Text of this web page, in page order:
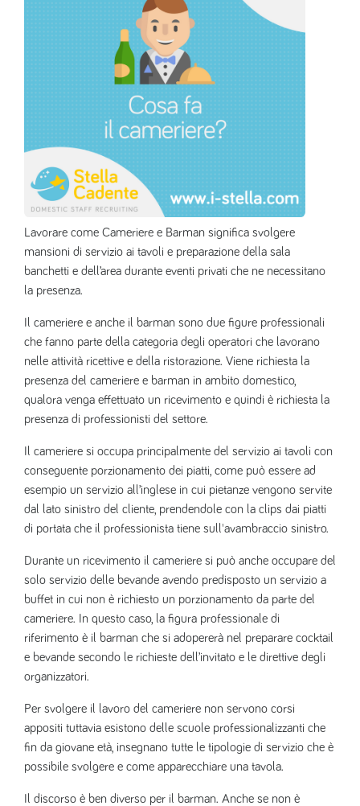
Lavorare come Cameriere e Barman significa svolgere
mansioni di servizio ai tavoli e preparazione della sala
banchetti e dell’area durante eventi privati che ne necessitano
la presenza.
Il cameriere e anche il barman sono due figure professionali
che fanno parte della categoria degli operatori che lavorano
nelle attività ricettive e della ristorazione. Viene richiesta la
presenza del cameriere e barman in ambito domestico,
qualora venga effettuato un ricevimento e quindi è richiesta la
presenza di professionisti del settore.
Il cameriere si occupa principalmente del servizio ai tavoli con
conseguente porzionamento dei piatti, come può essere ad
esempio un servizio all’inglese in cui pietanze vengono servite
dal lato sinistro del cliente, prendendole con la clips dai piatti
di portata che il professionista tiene sull'avambraccio sinistro.
Durante un ricevimento il cameriere si può anche occupare del
solo servizio delle bevande avendo predisposto un servizio a
buffet in cui non è richiesto un porzionamento da parte del
cameriere. In questo caso, la figura professionale di
riferimento è il barman che si adopererà nel preparare cocktail
e bevande secondo le richieste dell’invitato e le direttive degli
organizzatori.
Per svolgere il lavoro del cameriere non servono corsi
appositi tuttavia esistono delle scuole professionalizzanti che
fin da giovane età, insegnano tutte le tipologie di servizio che è
possibile svolgere e come apparecchiare una tavola.
Il discorso è ben diverso per il barman. Anche se non è